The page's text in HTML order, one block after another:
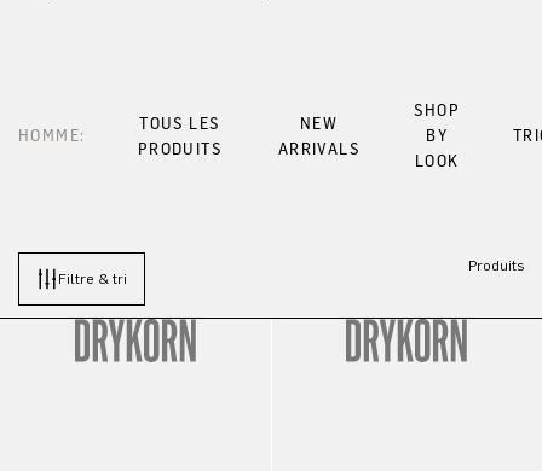
HOMME:
TOUS LES
PRODUITS
NEW
ARRIVALS
SHOP
BY
LOOK
Filtre & tri
Produits